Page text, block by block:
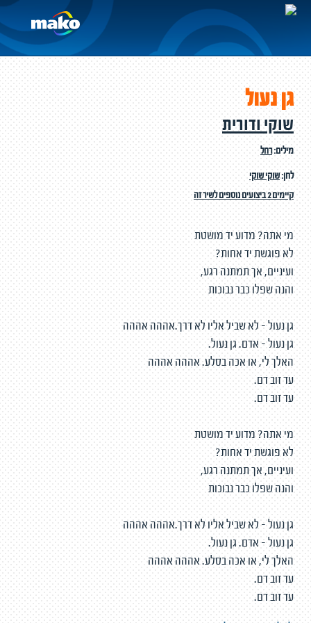
גן נעול
שוקי ודורית
מילים:רחל
לחן:שוקי שוקי
קיימים 2 ביצועים נוספים לשיר זה
מי אתה? מדוע יד מושטת
לא פוגשת יד אחות?
ועיניים, אך תמתנה רגע,
והנה שפלו כבר נבוכות
גן נעול - לא שביל אליו לא דרך.אההה אההה
גן נעול - אדם. גן נעול.
האלך לי, או אכה בסלע. אההה אההה
עד זוב דם.
עד זוב דם.
מי אתה? מדוע יד מושטת
לא פוגשת יד אחות?
ועיניים, אך תמתנה רגע,
והנה שפלו כבר נבוכות
גן נעול - לא שביל אליו לא דרך.אההה אההה
גן נעול - אדם. גן נעול.
האלך לי, או אכה בסלע. אההה אההה
עד זוב דם.
עד זוב דם.